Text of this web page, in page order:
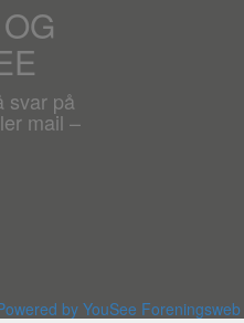
svar på
mail –
by YouSee Foreningsweb